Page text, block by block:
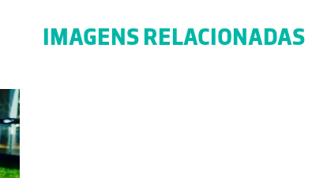
IMAGENS RELACIONADAS